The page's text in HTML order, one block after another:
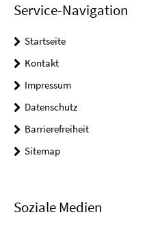
Service-Navigation
Startseite
Kontakt
Impressum
Datenschutz
Barrierefreiheit
Sitemap
Soziale Medien